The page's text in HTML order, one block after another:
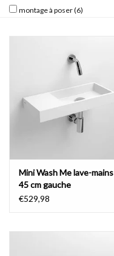
montage à poser(6)
Mini Wash Me lave-mains
45 cm gauche
€529,98